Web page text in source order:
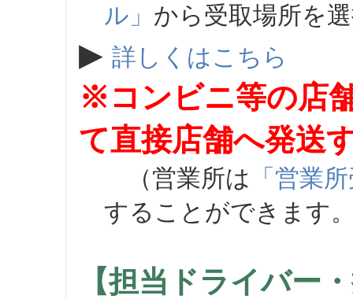
ル」 から受取場所を
▶ 詳しくはこちら
※コンビニ等の店
て直接店舗へ発送
（営業所は 「営業
することができます
【担当ドライバー